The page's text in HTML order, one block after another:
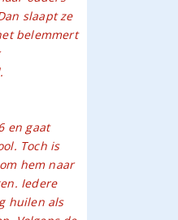
slaapt ze
belemmert
en gaat
Toch is
hem naar
Iedere
huilen als